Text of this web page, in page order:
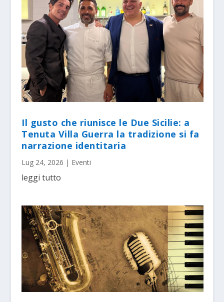
Il gusto che riunisce le Due Sicilie: a
Tenuta Villa Guerra la tradizione si fa
narrazione identitaria
Lug 24, 2026 | Eventi
leggi tutto